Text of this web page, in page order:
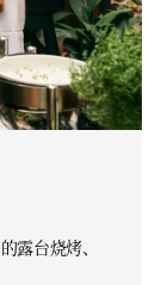
露台烧烤、